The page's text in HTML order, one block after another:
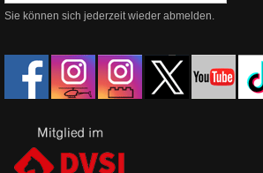
Sie können sich jederzeit wieder abmelden.